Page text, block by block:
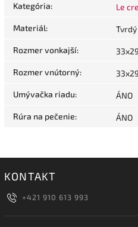
Kategória: Le
Materiál:
Rozmer vonkajší:
Rozmer vnútorný:
Umývačka riadu: ÁNO
Rúra na pečenie: ÁNO
KONTAKT
+421 910 613 993